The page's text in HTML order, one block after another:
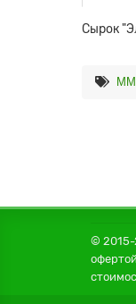
Сырок
© 2015-